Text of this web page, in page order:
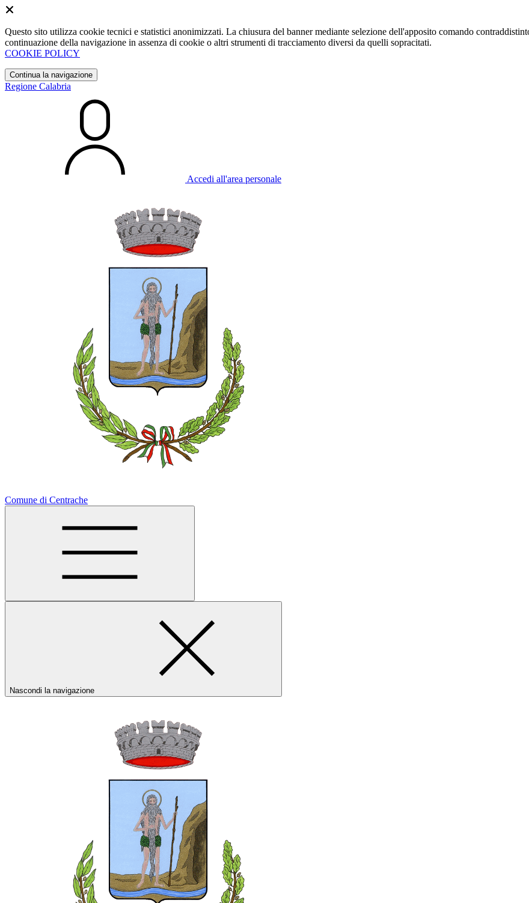
Questo sito utilizza cookie tecnici e statistici anonimizzati. La chiusura del banner mediante selezione dell'apposito comando
continuazione della navigazione in assenza di cookie o altri strumenti di tracciamento diversi da quelli sopracitati.
COOKIE POLICY
Continua la navigazione
Regione Calabria
Accedi all'area personale
Comune di Centrache
Nascondi la navigazione